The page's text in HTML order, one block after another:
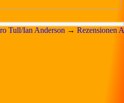
Tull/Ian Anderson → Rezensionen A